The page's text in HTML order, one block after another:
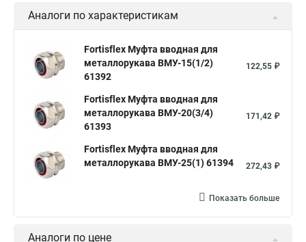
Аналоги по характеристикам
Fortisflex Муфта вводная для
металлорукава ВМУ-15(1/2)
61392
122,55 ₽
Fortisflex Муфта вводная для
металлорукава ВМУ-20(3/4)
61393
171,42 ₽
Fortisflex Муфта вводная для
металлорукава ВМУ-25(1) 61394
272,43 ₽
Показать больше
Аналоги по цене